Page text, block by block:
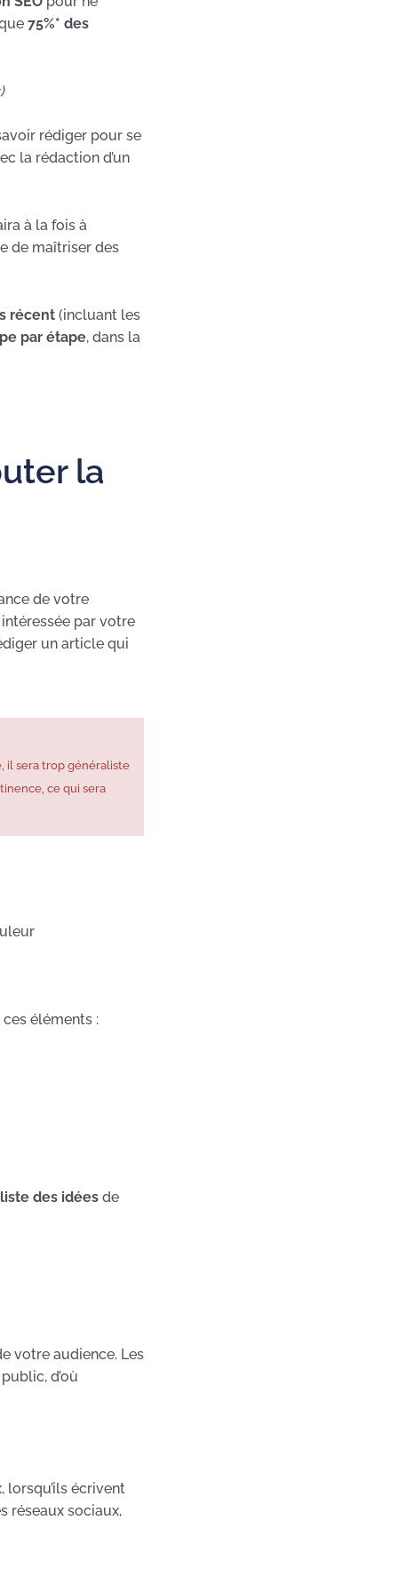
75%* des
)
rédiger pour se
la rédaction d’un
à la fois à
de maîtriser des
récent (incluant les
par étape, dans la
la
de votre
par votre
un article qui
il sera trop généraliste
ce qui sera
éléments :
des idées de
votre audience. Les
d’où
lorsqu’ils écrivent
réseaux sociaux,